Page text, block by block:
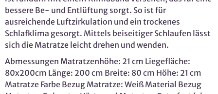
bessere Be- und Entlüftung sorgt. So ist für
ausreichende Luftzirkulation und ein trockenes
Schlafklima gesorgt. Mittels beiseitiger Schlaufen lässt
sich die Matratze leicht drehen und wenden.
Abmessungen Matratzenhöhe: 21 cm Liegefläche:
80x200cm Länge: 200 cm Breite: 80 cm Höhe: 21 cm
Matratze Farbe Bezug Matratze: Weiß Material Bezug